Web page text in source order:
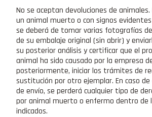
No se aceptan devoluciones de animales.
un animal muerto o con signos
se deberá de tomar varias fotografías
de su embalaje original (sin abrir) y
su posterior análisis y certificar que el
animal ha sido causado por la empresa
posteriormente, iniciar los trámites de
sustitución por otro ejemplar. En caso
de envío, se perderá cualquier tipo de
por animal muerto o enfermo dentro de
indicados.